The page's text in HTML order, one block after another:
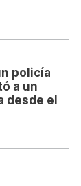
policía
a un
desde el